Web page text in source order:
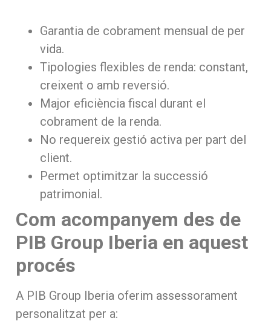
Garantia de cobrament mensual de per
vida.
Tipologies flexibles de renda: constant,
creixent o amb reversió.
Major eficiència fiscal durant el
cobrament de la renda.
No requereix gestió activa per part del
client.
Permet optimitzar la successió
patrimonial.
Com acompanyem des de
PIB Group Iberia en aquest
procés
A PIB Group Iberia oferim assessorament
personalitzat per a: